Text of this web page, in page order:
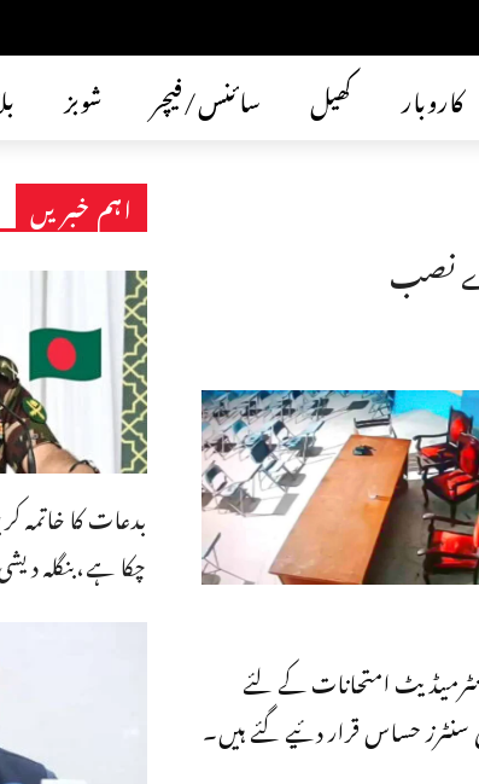
شوبز سائنس/فیچر کھیل کاروبار
نصب
امتحانات کے لئے
اہم خبریں
بدعات کا خاتمہ
چکا ہے،بنگله